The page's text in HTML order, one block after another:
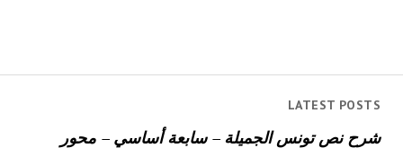
LATEST POSTS
شرح نص تونس الجميلة – سابعة أساسي – محور